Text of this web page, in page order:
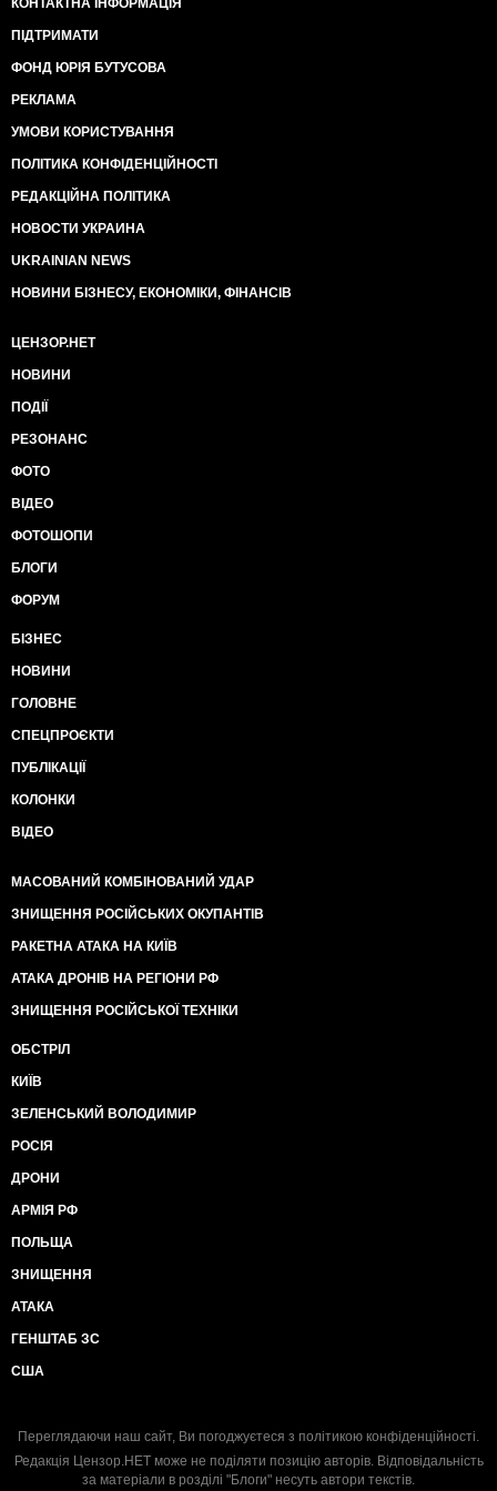
КОНТАКТНА ІНФОРМАЦІЯ
ПІДТРИМАТИ
ФОНД ЮРІЯ БУТУСОВА
РЕКЛАМА
УМОВИ КОРИСТУВАННЯ
ПОЛІТИКА КОНФІДЕНЦІЙНОСТІ
РЕДАКЦІЙНА ПОЛІТИКА
НОВОСТИ УКРАИНА
UKRAINIAN NEWS
НОВИНИ БІЗНЕСУ, ЕКОНОМІКИ, ФІНАНСІВ
ЦЕНЗОР.НЕТ
НОВИНИ
ПОДІЇ
РЕЗОНАНС
ФОТО
ВІДЕО
ФОТОШОПИ
БЛОГИ
ФОРУМ
БІЗНЕС
НОВИНИ
ГОЛОВНЕ
СПЕЦПРОЄКТИ
ПУБЛІКАЦІЇ
КОЛОНКИ
ВІДЕО
МАСОВАНИЙ КОМБІНОВАНИЙ УДАР
ЗНИЩЕННЯ РОСІЙСЬКИХ ОКУПАНТІВ
РАКЕТНА АТАКА НА КИЇВ
АТАКА ДРОНІВ НА РЕГІОНИ РФ
ЗНИЩЕННЯ РОСІЙСЬКОЇ ТЕХНІКИ
ОБСТРІЛ
КИЇВ
ЗЕЛЕНСЬКИЙ ВОЛОДИМИР
РОСІЯ
ДРОНИ
АРМІЯ РФ
ПОЛЬЩА
ЗНИЩЕННЯ
АТАКА
ГЕНШТАБ ЗС
США
Переглядаючи наш сайт, Ви погоджуєтеся з політикою конфіденційності.
Редакція Цензор.НЕТ може не поділяти позицію авторів. Відповідальність
за матеріали в розділі "Блоги" несуть автори текстів.